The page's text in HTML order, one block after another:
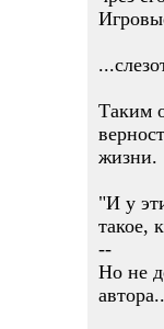
Таким
жизни.
"И у
такое,
--
Но не